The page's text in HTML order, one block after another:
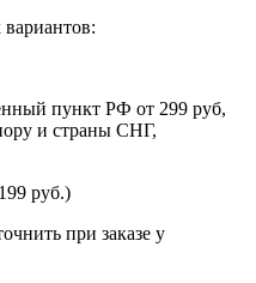
пункт РФ от 299 руб,
и страны СНГ,
руб.)
при заказе у